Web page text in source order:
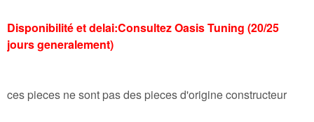
Disponibilité et delai:Consultez Oasis Tuning (20/25
jours generalement)
ces pieces ne sont pas des pieces d'origine constructeur